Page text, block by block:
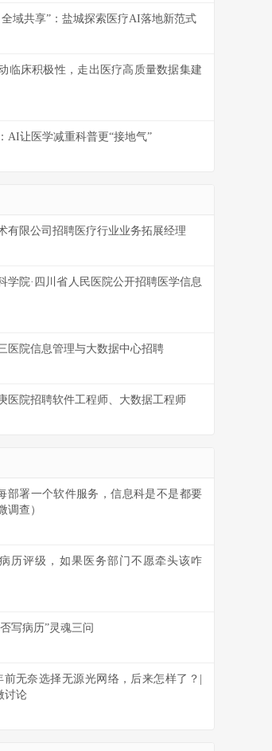
域共享”：盐城探索医疗AI落地新范式
临床积极性，走出医疗高质量数据集建
AI让医学减重科普更“接地气”
有限公司招聘医疗行业业务拓展经理
学院·四川省人民医院公开招聘医学信息
医院信息管理与大数据中心招聘
医院招聘软件工程师、大数据工程师
部署一个软件服务，信息科是不是都要
调查）
历评级，如果医务部门不愿牵头该咋
写病历”灵魂三问
前无奈选择无源光网络，后来怎样了？|
讨论